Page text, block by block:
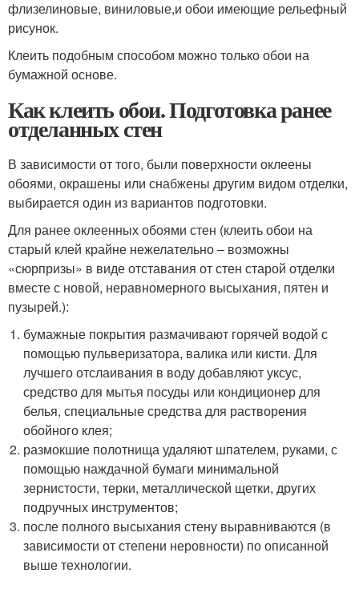
флизелиновые, виниловые,и обои имеющие рельефный
рисунок.
Клеить подобным способом можно только обои на
бумажной основе.
Как клеить обои. Подготовка ранее
отделанных стен
В зависимости от того, были поверхности оклеены
обоями, окрашены или снабжены другим видом отделки,
выбирается один из вариантов подготовки.
Для ранее оклеенных обоями стен (клеить обои на
старый клей крайне нежелательно – возможны
«сюрпризы» в виде отставания от стен старой отделки
вместе с новой, неравномерного высыхания, пятен и
пузырей.):
бумажные покрытия размачивают горячей водой с
помощью пульверизатора, валика или кисти. Для
лучшего отслаивания в воду добавляют уксус,
средство для мытья посуды или кондиционер для
белья, специальные средства для растворения
обойного клея;
размокшие полотнища удаляют шпателем, руками, с
помощью наждачной бумаги минимальной
зернистости, терки, металлической щетки, других
подручных инструментов;
после полного высыхания стену выравниваются (в
зависимости от степени неровности) по описанной
выше технологии.